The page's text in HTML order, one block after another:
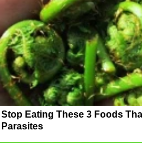
Stop Eating These 3 Foods
Parasites